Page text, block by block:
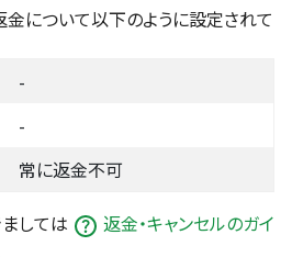
金について以下のように設定されて
-
-
常に返金不可
しては
返金・キャンセルのガイ